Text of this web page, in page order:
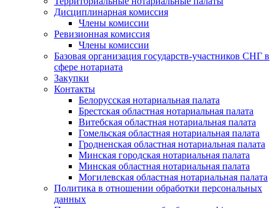
Дисциплинарная комиссия
Члены комиссии
Ревизионная комиссия
Члены комиссии
Базовая организация государств-участников СНГ в
сфере нотариата
Закупки
Контакты
Белорусская нотариальная палата
Брестская областная нотариальная палата
Витебская областная нотариальная палата
Гомельская областная нотариальная палата
Гродненская областная нотариальная палата
Минская городская нотариальная палата
Минская областная нотариальная палата
Могилевская областная нотариальная палата
Политика в отношении обработки персональных
данных